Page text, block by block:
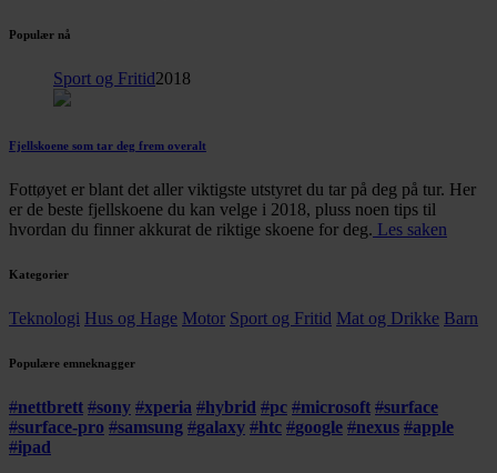
Populær nå
Sport og Fritid2018
Fjellskoene som tar deg frem overalt
Fottøyet er blant det aller viktigste utstyret du tar på deg på tur. Her
er de beste fjellskoene du kan velge i 2018, pluss noen tips til
hvordan du finner akkurat de riktige skoene for deg. Les saken
Kategorier
Teknologi Hus og Hage Motor Sport og Fritid Mat og Drikke Barn
Populære emneknagger
#nettbrett #sony #xperia #hybrid #pc #microsoft #surface
#surface-pro #samsung #galaxy #htc #google #nexus #apple
#ipad